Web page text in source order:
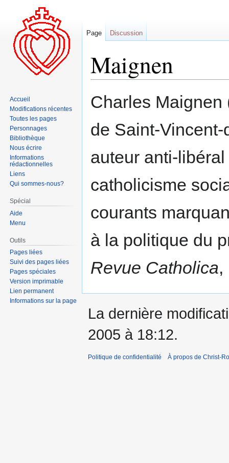
Maignen
à
navigation
à
recherche
Charles Maignen
de Saint-
auteur anti-
catholicisme
courants
à la politique du
Revue Catholica,
Page Discussion
Accueil
Modifications récentes
Toutes les pages
Personnages
Bibliothèque
Nous écrire
Informations
rédactionnelles
Liens
Qui sommes-nous?
Spécial
Aide
Menu
Outils
Pages liées
Suivi des pages liées
Pages spéciales
Version imprimable
Lien permanent
Informations sur la page
La dernière
2005 à 18:12.
Politique de confidentialité À propos de Christ-